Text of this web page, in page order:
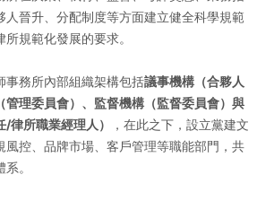
人晉升、分配制度等方面建立健全科學規範
規範化發展的要求。
事務所內部組織架構包括議事機構（合夥人
管理委員會）、監督機構（監督委員會）與
律所職業經理人）
，在此之下，設立黨建文
風控、品牌市場、客戶管理等職能部門，共
。